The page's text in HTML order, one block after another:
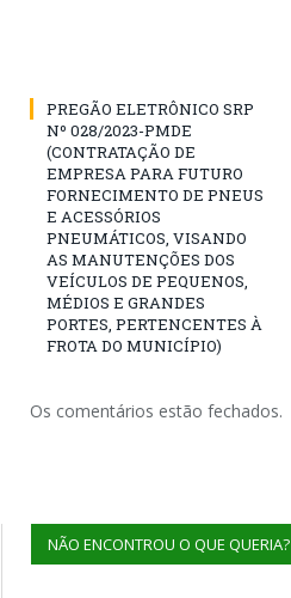
PREGÃO ELETRÔNICO SRP
Nº 028/2023-PMDE
(CONTRATAÇÃO DE
EMPRESA PARA FUTURO
FORNECIMENTO DE PNEUS
E ACESSÓRIOS
PNEUMÁTICOS, VISANDO
AS MANUTENÇÕES DOS
VEÍCULOS DE PEQUENOS,
MÉDIOS E GRANDES
PORTES, PERTENCENTES À
FROTA DO MUNICÍPIO)
Os comentários estão fechados.
NÃO ENCONTROU O QUE QUERIA?